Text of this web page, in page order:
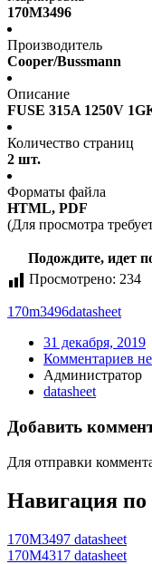
170M3496
Производитель
Cooper/Bussmann
Описание
FUSE 315A 1250V
Количество страниц
2 шт.
Форматы файла
HTML, PDF
(Для просмотра
Подождите, идет
Просмотрено: 234
170m3496datasheet
31 декабря, 2019
Комментариев
Администратор
datasheet
Добавить
Для отправки
Навигация по
170M3497 datasheet
170M4317 datasheet